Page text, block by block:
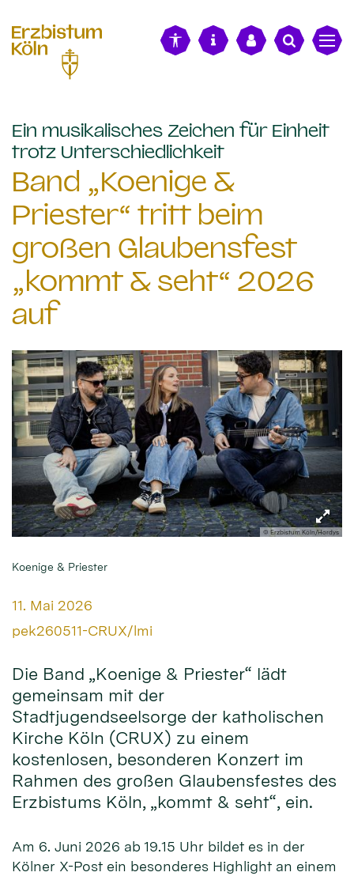
Ein musikalisches Zeichen für Einheit
trotz Unterschiedlichkeit:
Band „Koenige &
Priester“ tritt beim
großen Glaubensfest
„kommt & seht“ 2026
auf
© Erzbistum Köln/Hordys
Koenige & Priester
Datum:
11. Mai 2026
Von:
pek260511-CRUX/lmi
Die Band „Koenige & Priester“ lädt
gemeinsam mit der
Stadtjugendseelsorge der katholischen
Kirche Köln (CRUX) zu einem
kostenlosen, besonderen Konzert im
Rahmen des großen Glaubensfestes des
Erzbistums Köln, „kommt & seht“, ein.
Am 6. Juni 2026 ab 19.15 Uhr bildet es in der
Kölner X-Post ein besonderes Highlight an einem